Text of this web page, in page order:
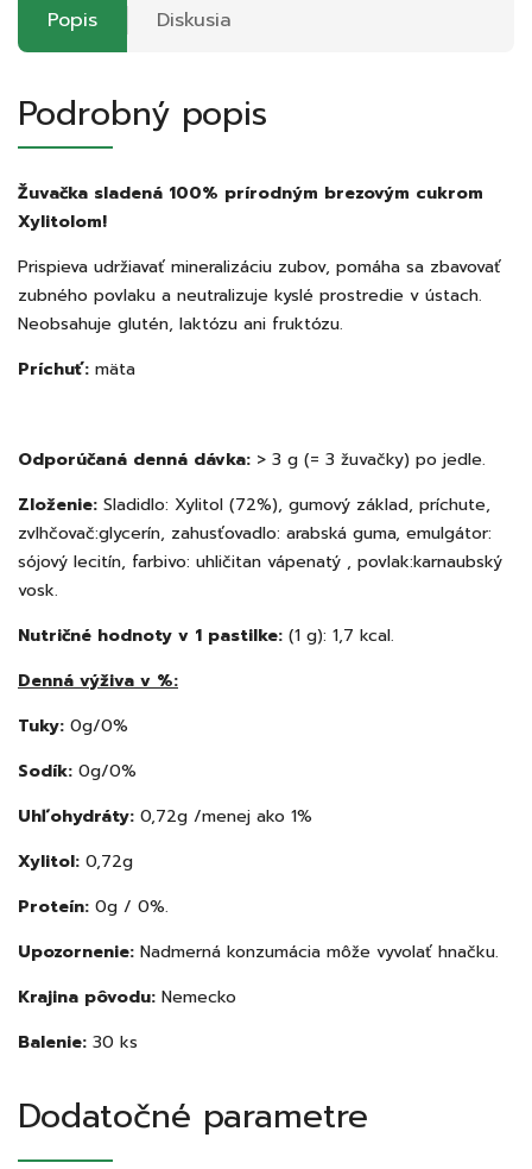
Popis Diskusia
Podrobný popis
Žuvačka sladená 100% prírodným brezovým cukrom
Xylitolom!
Prispieva udržiavať mineralizáciu zubov, pomáha sa zbavovať
zubného povlaku a neutralizuje kyslé prostredie v ústach.
Neobsahuje glutén, laktózu ani fruktózu.
Príchuť: mäta
Odporúčaná denná dávka: > 3 g (= 3 žuvačky) po jedle.
Zloženie: Sladidlo: Xylitol (72%), gumový základ, príchute,
zvlhčovač:glycerín, zahusťovadlo: arabská guma, emulgátor:
sójový lecitín, farbivo: uhličitan vápenatý , povlak:karnaubský
vosk.
Nutričné hodnoty v 1 pastilke: (1 g): 1,7 kcal.
Denná výživa v %:
Tuky: 0g/0%
Sodík: 0g/0%
Uhľohydráty: 0,72g /menej ako 1%
Xylitol: 0,72g
Proteín: 0g / 0%.
Upozornenie: Nadmerná konzumácia môže vyvolať hnačku.
Krajina pôvodu: Nemecko
Balenie: 30 ks
Dodatočné parametre